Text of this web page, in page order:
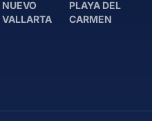
NUEVO
VALLARTA
PLAYA DEL
CARMEN